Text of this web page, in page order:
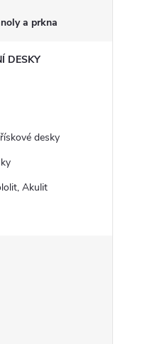
a prkna
DESKY
desky
Akulit